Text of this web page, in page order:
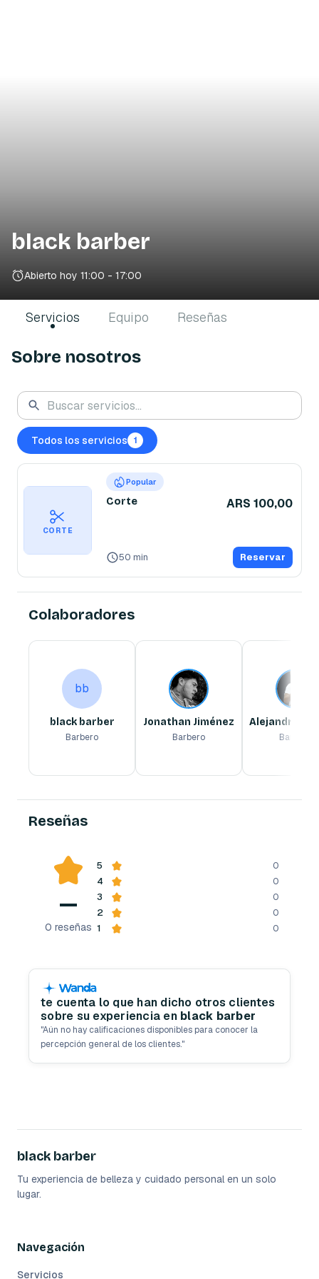
black barber
Abierto hoy 11:00 - 17:00
Servicios Equipo Reseñas
Sobre nosotros
Todos los servicios 1
CORTE
Popular
Corte ARS 100,00
50 min Reservar
Colaboradores
bb
black barber
Barbero
Barbero
Jonathan Jiménez
Barbero
Barbero
Alejandro
Barbero
Barbero
Reseñas
—
0 reseñas
5 0
4 0
3 0
2 0
1 0
te cuenta lo que han dicho otros clientes
sobre su experiencia en black barber
"Aún no hay calificaciones disponibles para conocer la
percepción general de los clientes."
black barber
Tu experiencia de belleza y cuidado personal en un solo
lugar.
Navegación
Servicios